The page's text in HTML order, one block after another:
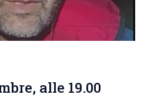
alle 19.00